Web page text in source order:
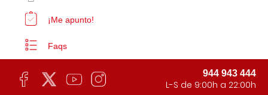
¡Me apunto!
Faqs
944 943 444
L-S de 9:00h a 22:00h